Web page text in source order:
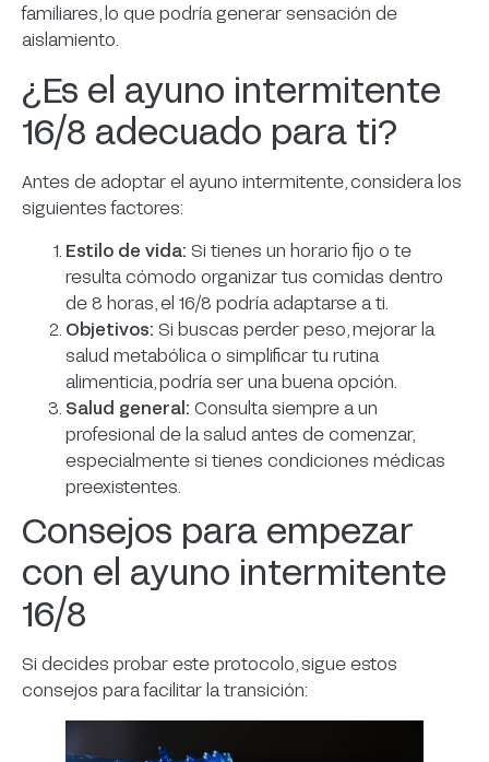
familiares, lo que podría generar sensación de
aislamiento.
¿Es el ayuno intermitente
16/8 adecuado para ti?
Antes de adoptar el ayuno intermitente, considera los
siguientes factores:
Estilo de vida: Si tienes un horario fijo o te
resulta cómodo organizar tus comidas dentro
de 8 horas, el 16/8 podría adaptarse a ti.
Objetivos: Si buscas perder peso, mejorar la
salud metabólica o simplificar tu rutina
alimenticia, podría ser una buena opción.
Salud general: Consulta siempre a un
profesional de la salud antes de comenzar,
especialmente si tienes condiciones médicas
preexistentes.
Consejos para empezar
con el ayuno intermitente
16/8
Si decides probar este protocolo, sigue estos
consejos para facilitar la transición: